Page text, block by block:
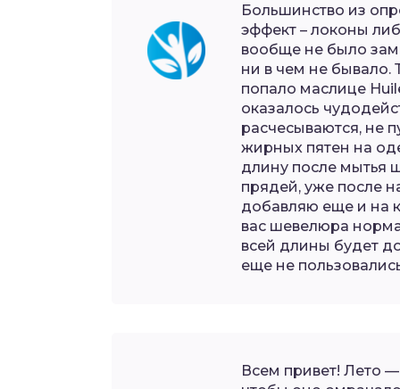
Большинство из
эффект – локоны
вообще не было
ни в чем не бывало.
попало маслице
оказалось
расчесываются, не
жирных пятен на
длину после мытья
прядей, уже после
добавляю еще и на
вас шевелюра
всей длины будет
еще не
Всем привет! Лето